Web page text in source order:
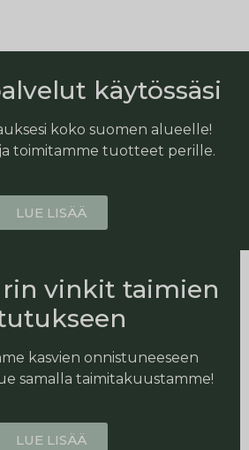
käytössäsi
koko suomen alueelle!
ja toimitamme tuotteet perille.
LUE LISÄÄ
vinkit taimien
kasvien onnistuneeseen
samalla taimitakuustamme!
LUE LISÄÄ